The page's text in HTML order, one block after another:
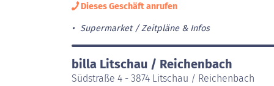
Dieses Geschäft anrufen
Supermarket Zeitpläne & Infos
billa Litschau / Reichenbach
Südstraße 4 - 3874 Litschau / Reichenbach